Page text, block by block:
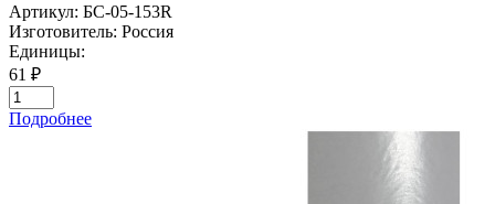
Артикул: БС-05-153R
Изготовитель: Россия
Единицы:
61 ₽
Подробнее